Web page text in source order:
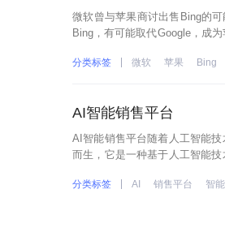
微软曾与苹果商讨出售Bing的
Bing，有可能取代Google，成
分类标签 微软 苹果 Bing
AI智能销售平台
AI智能销售平台随着人工智能
而生，它是一种基于人工智能
分类标签 AI 销售平台 智能